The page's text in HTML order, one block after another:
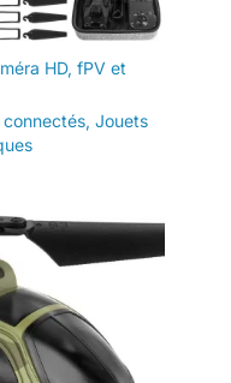
HD, fPV et
, Jouets